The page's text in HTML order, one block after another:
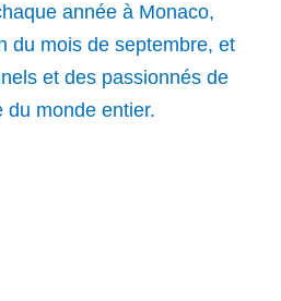
année à Monaco,
du mois de septembre, et
et des passionnés de
du monde entier.